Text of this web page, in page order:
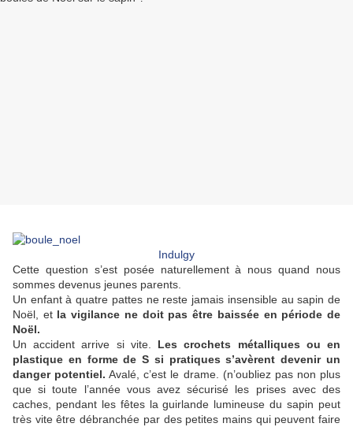
Indulgy
Cette question s’est posée naturellement à nous quand nous
sommes devenus jeunes parents.
Un enfant à quatre pattes ne reste jamais insensible au sapin de
Noël, et la vigilance ne doit pas être baissée en période de
Noël.
Un accident arrive si vite. Les crochets métalliques ou en
plastique en forme de S si pratiques s’avèrent devenir un
danger potentiel. Avalé, c’est le drame. (n’oubliez pas non plus
que si toute l’année vous avez sécurisé les prises avec des
caches, pendant les fêtes la guirlande lumineuse du sapin peut
très vite être débranchée par des petites mains qui peuvent faire